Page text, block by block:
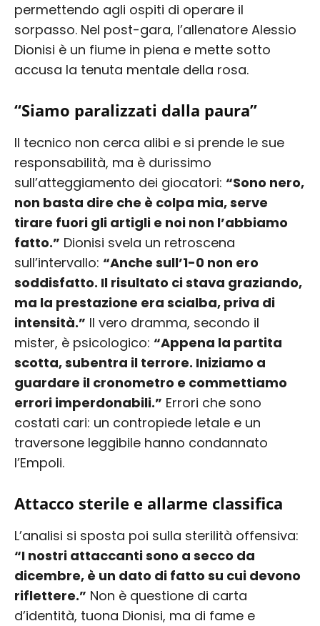
permettendo agli ospiti di operare il
sorpasso. Nel post-gara, l’allenatore Alessio
Dionisi è un fiume in piena e mette sotto
accusa la tenuta mentale della rosa.
“Siamo paralizzati dalla paura”
Il tecnico non cerca alibi e si prende le sue
responsabilità, ma è durissimo
sull’atteggiamento dei giocatori: “Sono nero,
non basta dire che è colpa mia, serve
tirare fuori gli artigli e noi non l’abbiamo
fatto.” Dionisi svela un retroscena
sull’intervallo: “Anche sull’1-0 non ero
soddisfatto. Il risultato ci stava graziando,
ma la prestazione era scialba, priva di
intensità.” Il vero dramma, secondo il
mister, è psicologico: “Appena la partita
scotta, subentra il terrore. Iniziamo a
guardare il cronometro e commettiamo
errori imperdonabili.” Errori che sono
costati cari: un contropiede letale e un
traversone leggibile hanno condannato
l’Empoli.
Attacco sterile e allarme classifica
L’analisi si sposta poi sulla sterilità offensiva:
“I nostri attaccanti sono a secco da
dicembre, è un dato di fatto su cui devono
riflettere.” Non è questione di carta
d’identità, tuona Dionisi, ma di fame e